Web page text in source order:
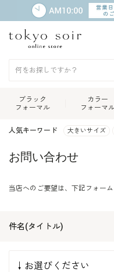
ブラック
フォーマル
カラー
フォーマ
人気キーワード 大きいサイズ
お問い合わせ
当店へのご要望は、下記フォー
件名(タイトル)